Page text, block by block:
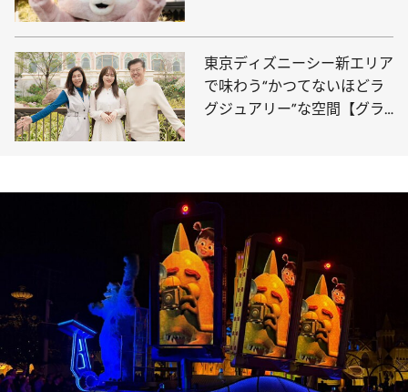
の“キャラクターグリーティ
ング”
東京ディズニーシー新エリア
で味わう“かつてないほどラ
グジュアリー”な空間【グラ